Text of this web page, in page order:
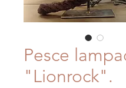
Pesce
"Lionrock".